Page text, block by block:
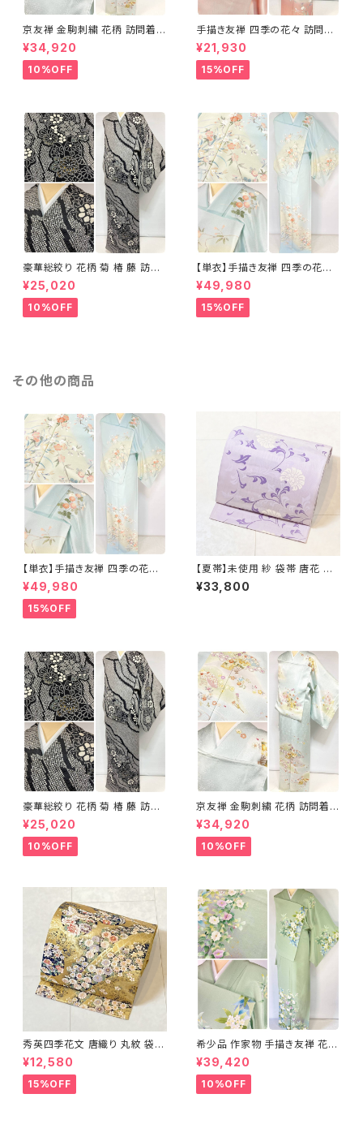
京友禅 金駒刺繍 花柄 訪問着
正絹 水色 黄緑 パステルカラー
アイスグリーン 1433
¥34,920
10%OFF
手描き友禅 四季の花々 訪問着
袷 正絹 サーモンピンク クリー
ム 白 桃花色 1434
¥21,930
15%OFF
豪華総絞り 花柄 菊 椿 藤 訪問
着 鹿の子絞り ラメ 正絹 黒 白
グレー 1435
¥25,020
10%OFF
【単衣】手描き友禅 四季の花々
正絹 訪問着 水色 黄緑 白 パス
テルカラー 1431
¥49,980
15%OFF
その他の商品
【単衣】手描き友禅 四季の花々
正絹 訪問着 水色 黄緑 白 パス
テルカラー 1431
¥49,980
15%OFF
【夏帯】未使用 紗 袋帯 唐花 正
絹 紫 白 淡藤色 729
¥33,800
豪華総絞り 花柄 菊 椿 藤 訪問
着 鹿の子絞り ラメ 正絹 黒 白
グレー 1435
¥25,020
10%OFF
京友禅 金駒刺繍 花柄 訪問着
正絹 水色 黄緑 パステルカラー
アイスグリーン 1433
¥34,920
10%OFF
秀英四季花文 唐織り 丸紋 袋帯
正絹 金糸 ゴールド 紺 ピンク 7
05
¥12,580
15%OFF
希少品 作家物 手描き友禅 花鳥
文 椿 沈丁花 訪問着 正絹 袷 黄
緑 青 白 1418
¥39,420
10%OFF